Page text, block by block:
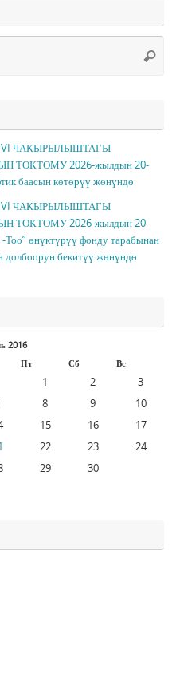
Поиск
ЧАКЫРЫЛЫШТАГЫ
ТОКТОМУ 2026-жылдын 20-
баасын көтөрүү жөнүндө
ЧАКЫРЫЛЫШТАГЫ
ТОКТОМУ 2026-жылдын 20
өнүктүрүү фонду тарабынан
долбоорун бекитүү жөнүндө
2016
Пт Сб Вс
1 2
3
8 9
10
15 16
17
22 23
24
29
30